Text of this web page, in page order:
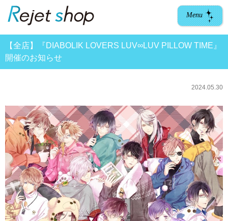
Menu
【全店】『DIABOLIK LOVERS LUV∞LUV PILLOW TIME』
開催のお知らせ
2024.05.30